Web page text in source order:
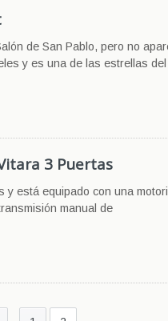
de San Pablo, pero no
y es una de las estrellas
3 Puertas
y está equipado con una
manual de